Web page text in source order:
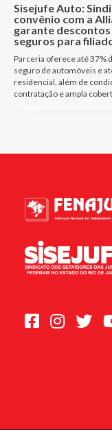
Sisejufe Auto:
convênio com a
garante
seguros para
Parceria oferece até 37%
seguro de automóveis e
residencial, além de
contratação e ampla
FacebookInstagram